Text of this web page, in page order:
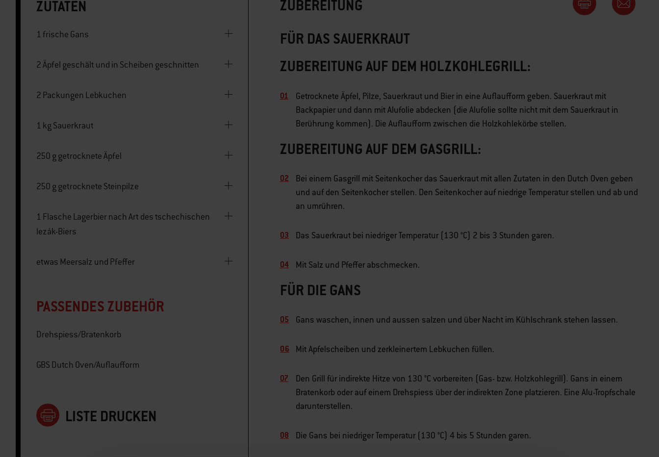
ZUTATEN
1 frische Gans
2 Äpfel geschält und in Scheiben geschnitten
2 Packungen Lebkuchen
1 kg Sauerkraut
250 g getrocknete Äpfel
250 g getrocknete Steinpilze
1 Flasche Lagerbier nach Art des tschechischen
lezák-Biers
etwas Meersalz und Pfeffer
PASSENDES ZUBEHÖR
Drehspiess/Bratenkorb
GBS Dutch Oven/Auflaufform
LISTE DRUCKEN
ZUBEREITUNG
FÜR DAS SAUERKRAUT
ZUBEREITUNG AUF DEM HOLZKOHLEGRILL:
Getrocknete Äpfel, Pilze, Sauerkraut und Bier in eine Auflaufform geben. Sauerkraut mit
Backpapier und dann mit Alufolie abdecken (die Alufolie sollte nicht mit dem Sauerkraut in
Berührung kommen). Die Auflaufform zwischen die Holzkohlekörbe stellen.
ZUBEREITUNG AUF DEM GASGRILL:
Bei einem Gasgrill mit Seitenkocher das Sauerkraut mit allen Zutaten in den Dutch Oven geben
und auf den Seitenkocher stellen. Den Seitenkocher auf niedrige Temperatur stellen und ab und
an umrühren.
Das Sauerkraut bei niedriger Temperatur (130 °C) 2 bis 3 Stunden garen.
Mit Salz und Pfeffer abschmecken.
FÜR DIE GANS
Gans waschen, innen und aussen salzen und über Nacht im Kühlschrank stehen lassen.
Mit Apfelscheiben und zerkleinertem Lebkuchen füllen.
Den Grill für indirekte Hitze von 130 °C vorbereiten (Gas- bzw. Holzkohlegrill). Gans in einem
Bratenkorb oder auf einem Drehspiess über der indirekten Zone platzieren. Eine Alu-Tropfschale
darunterstellen.
Die Gans bei niedriger Temperatur (130 °C) 4 bis 5 Stunden garen.